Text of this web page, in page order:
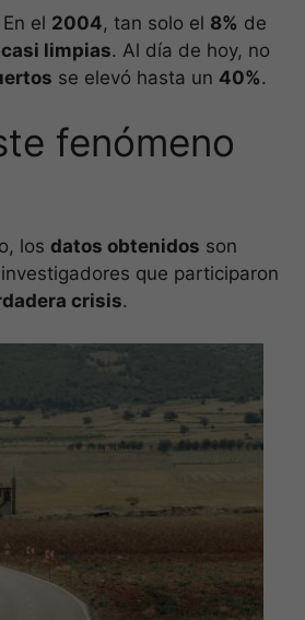
el 2004, tan solo el 8% de
limpias. Al día de hoy, no
se elevó hasta un 40%.
fenómeno
los datos obtenidos son
que participaron
crisis.